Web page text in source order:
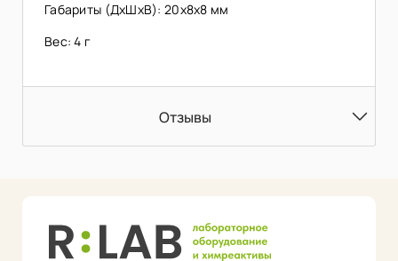
Габариты (ДхШхВ): 20х8х8 мм
Вес: 4 г
Отзывы